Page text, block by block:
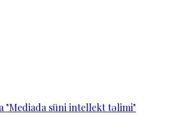
"Mediada süni intellekt təlimi"